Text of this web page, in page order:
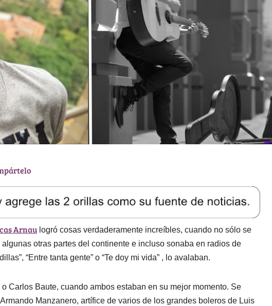
Arnau logró cosas verdaderamente increíbles, cuando no sólo se
otras partes del continente e incluso sonaba en radios de
“Entre tanta gente” o “Te doy mi vida” , lo avalaban.
Carlos Baute, cuando ambos estaban en su mejor momento. Se
Manzanero, artífice de varios de los grandes boleros de Luis